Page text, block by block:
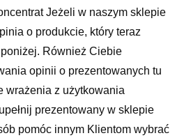
Jeżeli w naszym sklepie
o produkcie, który teraz
Również Ciebie
opinii o prezentowanych tu
wrażenia z użytkowania
prezentowany w sklepie
pomóc innym Klientom wybrać